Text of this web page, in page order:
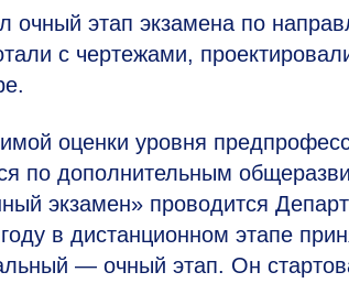
этап экзамена по
с чертежами,
оценки уровня
по дополнительным
экзамен» проводится
в дистанционном этапе
— очный этап. Он